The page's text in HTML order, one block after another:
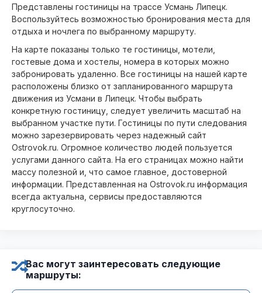
Представлены гостиницы на трассе Усмань Липецк.
Воспользуйтесь возможностью бронирования места для
отдыха и ночлега по выбранному маршруту.
На карте показаны только те гостиницы, мотели,
гостевые дома и хостелы, номера в которых можно
забронировать удаленно. Все гостиницы на нашей карте
расположены близко от запланированного маршрута
движения из Усмани в Липецк. Чтобы выбрать
конкретную гостиницу, следует увеличить масштаб на
выбранном участке пути. Гостиницы по пути следования
можно зарезервировать через надежный сайт
Ostrovok.ru. Огромное количество людей пользуется
услугами данного сайта. На его страницах можно найти
массу полезной и, что самое главное, достоверной
информации. Представленная на Ostrovok.ru информация
всегда актуальна, сервисы предоставляются
круглосуточно.
Вас могут заинтересовать следующие
маршруты: